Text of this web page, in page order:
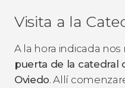
Visita a la
A la hora indicada
puerta de la catedral
Oviedo. Allí